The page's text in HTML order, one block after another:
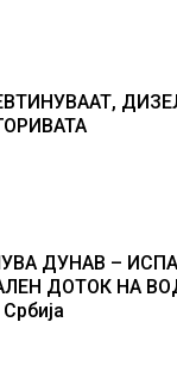
ДУНАВ –
ДОТОК НА